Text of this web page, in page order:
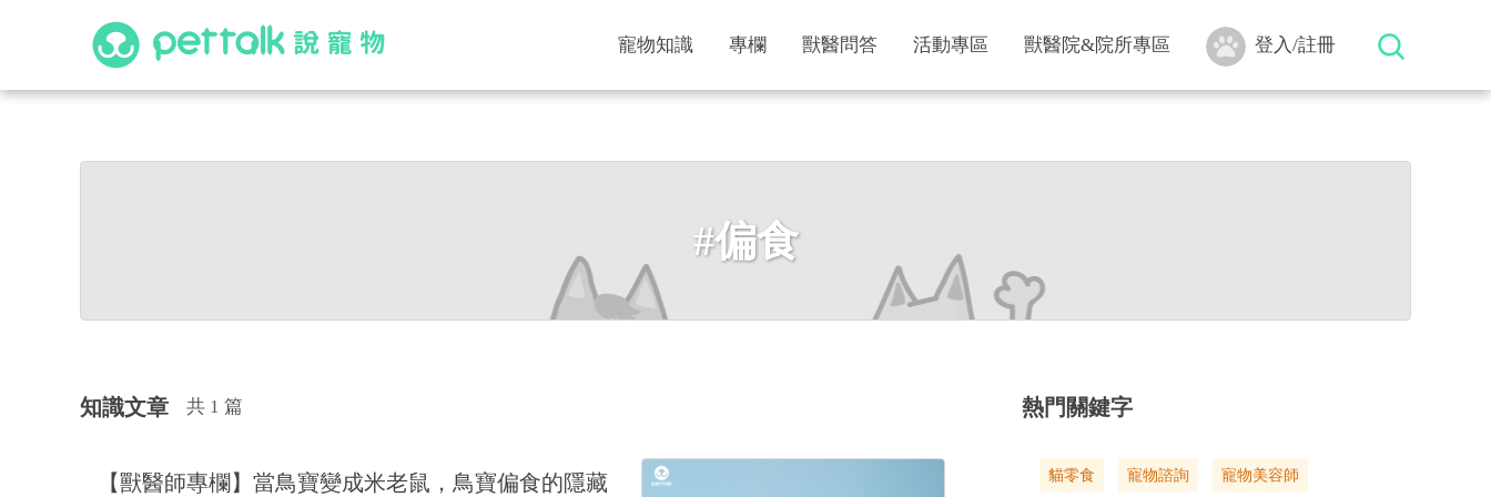
寵物知識 專欄 獸醫問答 活動專區 獸醫院&院所專區 登入/註冊
#偏食
知識文章 共 1 篇
【獸醫師專欄】當鳥寶變成米老鼠，鳥寶偏食的隱藏
熱門關鍵字
貓零食 寵物諮詢 寵物美容師